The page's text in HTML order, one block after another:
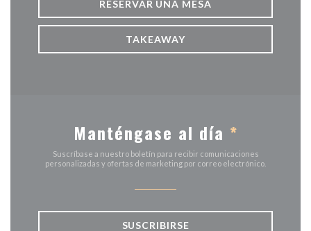
RESERVAR UNA MESA
TAKEAWAY
Manténgase al día *
Suscríbase a nuestro boletín para recibir comunicaciones
personalizadas y ofertas de marketing por correo electrónico.
SUSCRIBIRSE